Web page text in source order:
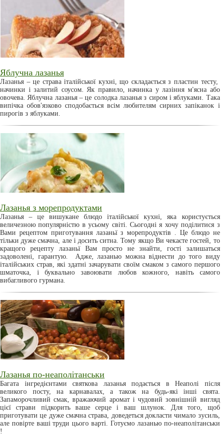
Яблучна лазанья
Лазанья – це страва італійської кухні, що складається з пластин тесту,
начинки і залитий соусом. Як правило, начинка у лазіння м'ясна або
овочева. Яблучна лазанья – це солодка лазанья з сиром і яблуками. Така
випічка обов'язково сподобається всім любителям сирних запіканок і
пирогів з яблуками.
Лазанья з морепродуктами
Лазанья – це вишукане блюдо італійської кухні, яка користується
величезною популярністю в усьому світі. Сьогодні я хочу поділитися з
Вами рецептом приготування лазаньї з морепродуктів . Це блюдо не
тільки дуже смачна, але і досить ситна. Тому якщо Ви чекаєте гостей, то
кращого рецепту лазаньї Вам просто не знайти, гості залишаться
задоволені, гарантую. Адже, лазанью можна віднести до того виду
італійських страв, які здатні зачарувати своїм смаком з самого першого
шматочка, і буквально завоювати любов кожного, навіть самого
вибагливого гурмана.
Лазанья по-неаполітанськи
Багата інгредієнтами святкова лазанья подається в Неаполі після
великого посту, на карнавалах, а також на будь-які інші свята.
Запаморочливий смак, вражаючий аромат і чудовий зовнішній вигляд
цієї страви підкорить ваше серце і ваш шлунок. Для того, щоб
приготувати це дуже смачна страва, доведеться докласти чимало зусиль,
але повірте ваші труди цього варті. Готуємо лазанью по-неаполітанськи
!